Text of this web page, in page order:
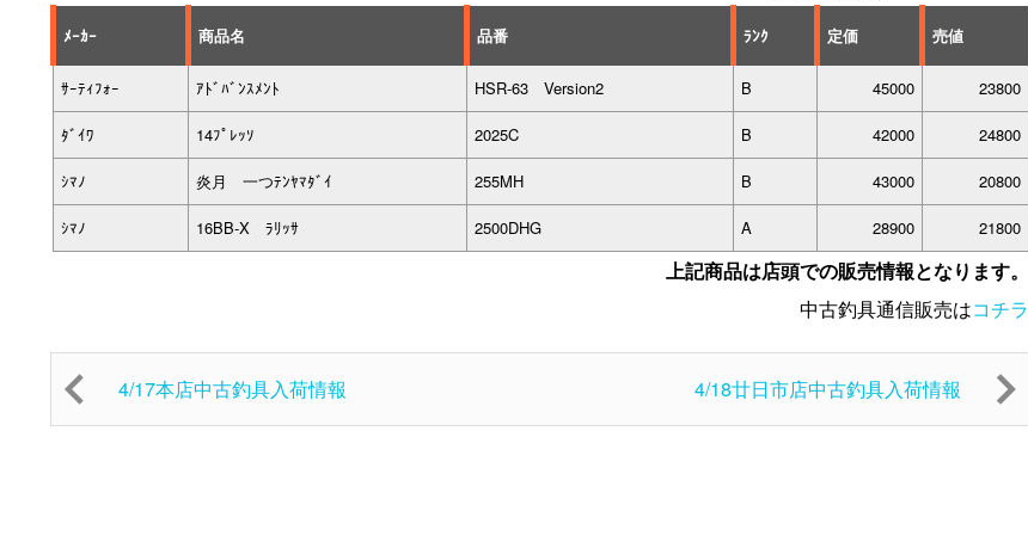
ﾒｰｶｰ 商品名 品番 ﾗﾝｸ 定価 売値
ｻｰﾃｨﾌｫｰ ｱﾄﾞﾊﾞﾝｽﾒﾝﾄ HSR-63 Version2 B 45000 23800
ﾀﾞｲﾜ 14ﾌﾟﾚｯｿ 2025C B 42000 24800
ｼﾏﾉ 炎月 一つﾃﾝﾔﾏﾀﾞｲ 255MH B 43000 20800
ｼﾏﾉ 16BB-X ﾗﾘｯｻ 2500DHG A 28900 21800
上記商品は店頭での販売情報となります。
中古釣具通信販売はコチラ
4/17本店中古釣具入荷情報 4/18廿日市店中古釣具入荷情報